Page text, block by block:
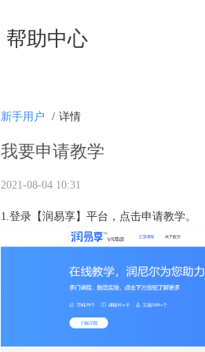
帮助中心
新手用户 / 详情
我要申请教学
2021-08-04 10:31
1.登录【润易享】平台，点击申请教学。